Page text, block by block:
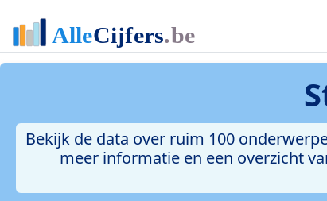
Bekijk de data over ruim 100
meer informatie en een overzicht